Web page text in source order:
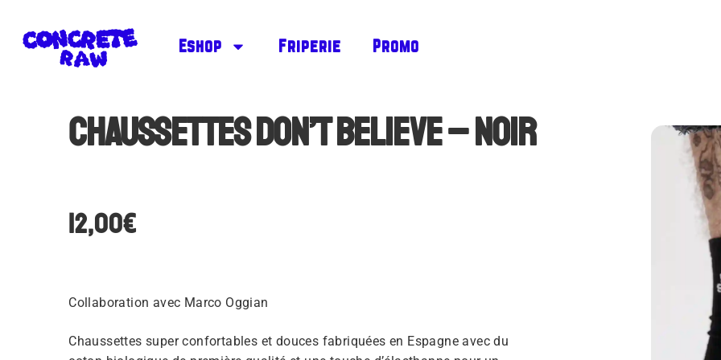
Eshop Friperie Promo
Chaussettes Don’t Believe – Noir
12,00€
Collaboration avec Marco Oggian
Chaussettes super confortables et douces fabriquées en Espagne avec du